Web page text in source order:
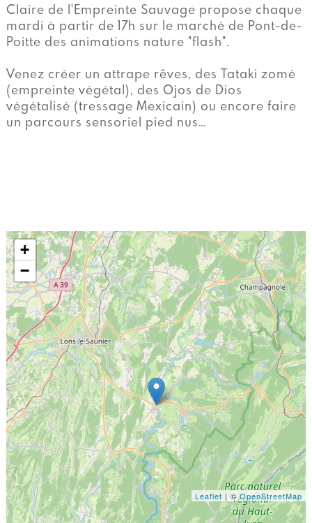
Claire de l'Empreinte Sauvage propose chaque
mardi à partir de 17h sur le marché de Pont-de-
Poitte des animations nature "flash".
Venez créer un attrape rêves, des Tataki zomé
(empreinte végétal), des Ojos de Dios
végétalisé (tressage Mexicain) ou encore faire
un parcours sensoriel pied nus…
+
−
Leaflet | ©OpenStreetMap